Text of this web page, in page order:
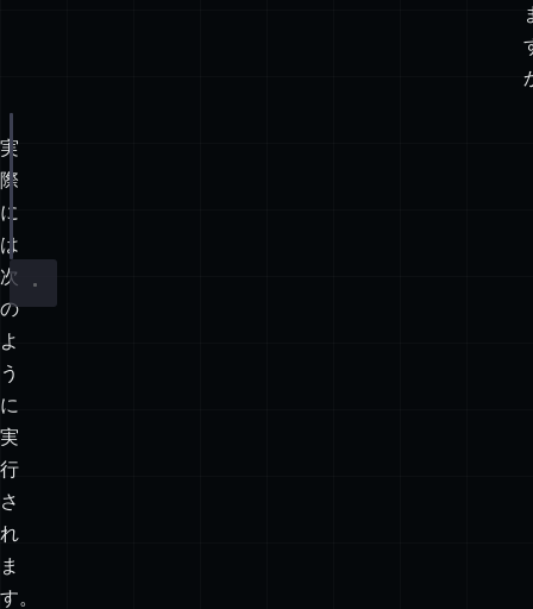
実
際
に
は
次
の
よ
う
に
実
行
さ
れ
ま
す。